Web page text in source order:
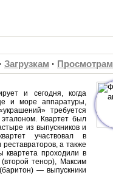
· Загрузкам · Просмотрам
и сегодня, когда
и море аппаратуры,
требуется
Квартет был
из выпускников и
участвовал в
а также
квартета проходили в
тенор), Максим
— выпускники